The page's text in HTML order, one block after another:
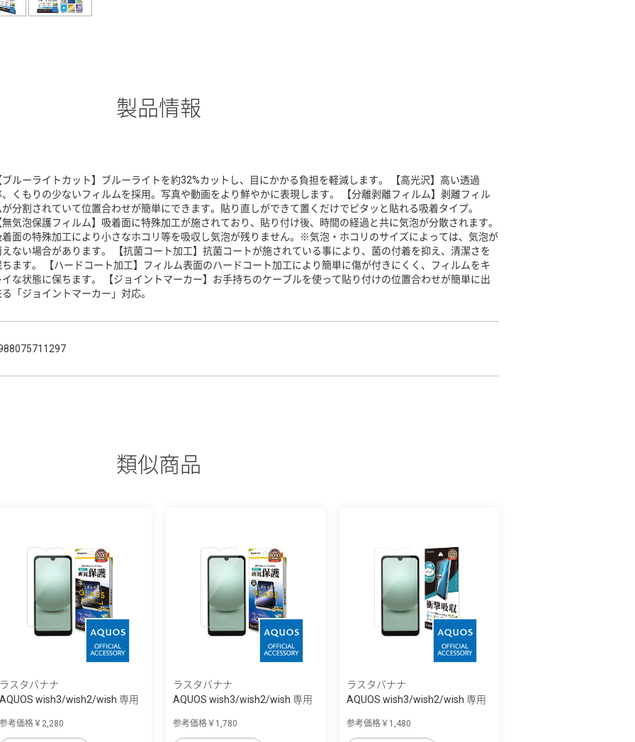
製品情報
ブルーライトカット】ブルーライトを約32%カットし、目にかかる負担を軽減します。 【高光沢】高い透過
、くもりの少ないフィルムを採用。写真や動画をより鮮やかに表現します。 【分離剥離フィルム】剥離フィル
が分割されていて位置合わせが簡単にできます。貼り直しができて置くだけでピタッと貼れる吸着タイプ。
無気泡保護フィルム】吸着面に特殊加工が施されており、貼り付け後、時間の経過と共に気泡が分散されます。
着面の特殊加工により小さなホコリ等を吸収し気泡が残りません。※気泡・ホコリのサイズによっては、気泡が
えない場合があります。 【抗菌コート加工】抗菌コートが施されている事により、菌の付着を抑え、清潔さを
ちます。 【ハードコート加工】フィルム表面のハードコート加工により簡単に傷が付きにくく、フィルムをキ
イな状態に保ちます。 【ジョイントマーカー】お手持ちのケーブルを使って貼り付けの位置合わせが簡単に出
「ジョイントマーカー」対応。
類似商品
ラスタバナナ
AQUOS wish3/wish2/wish 専用
参考価格￥2,280
ラスタバナナ
AQUOS wish3/wish2/wish 専用
参考価格￥1,780
ラスタバナナ
AQUOS wish3/wish2/wish 専用
参考価格￥1,480